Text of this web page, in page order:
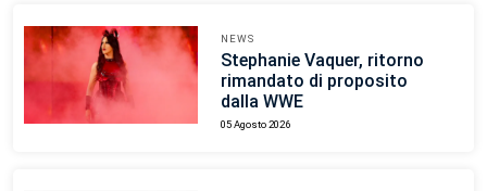
NEWS
Stephanie Vaquer, ritorno
rimandato di proposito
dalla WWE
05 Agosto 2026